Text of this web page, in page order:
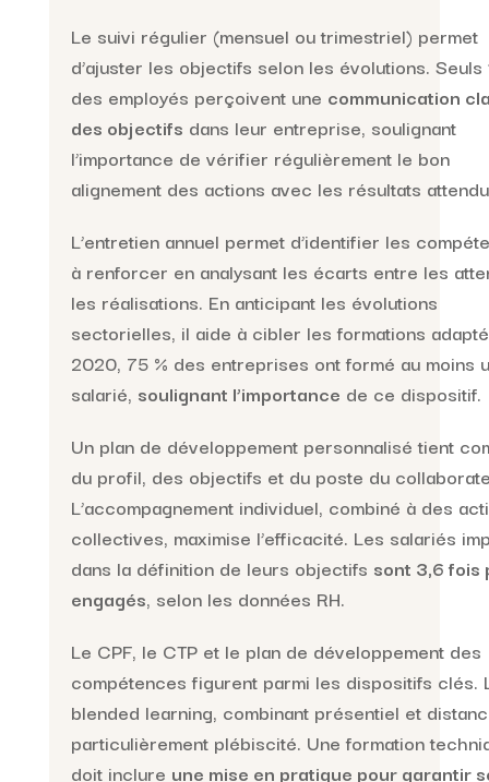
Le suivi régulier (mensuel ou trimestriel) permet
d’ajuster les objectifs selon les évolutions. Seuls
des employés perçoivent une communication
des objectifs dans leur entreprise, soulignant
l’importance de vérifier régulièrement le bon
alignement des actions avec les résultats
L’entretien annuel permet d’identifier les
à renforcer en analysant les écarts entre les
les réalisations. En anticipant les évolutions
sectorielles, il aide à cibler les formations
2020, 75 % des entreprises ont formé au moins
salarié, soulignant l’importance de ce dispositif.
Un plan de développement personnalisé tient
du profil, des objectifs et du poste du
L’accompagnement individuel, combiné à des
collectives, maximise l’efficacité. Les salariés
dans la définition de leurs objectifs sont 3,6 fois
engagés, selon les données RH.
Le CPF, le CTP et le plan de développement des
compétences figurent parmi les dispositifs clés.
blended learning, combinant présentiel et
particulièrement plébiscité. Une formation
doit inclure une mise en pratique pour garantir